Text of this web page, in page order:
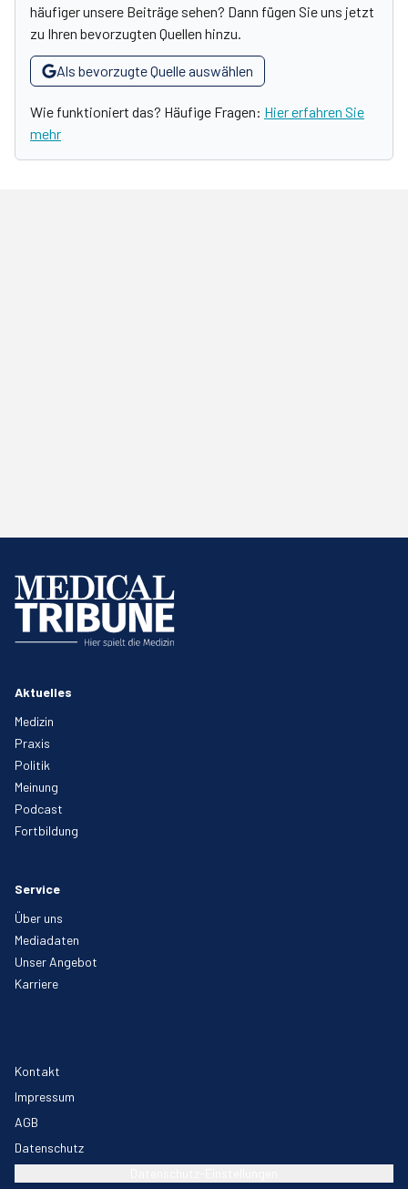
häufiger unsere Beiträge sehen? Dann fügen Sie uns jetzt
zu Ihren bevorzugten Quellen hinzu.
Als bevorzugte Quelle auswählen
Wie funktioniert das? Häufige Fragen: Hier erfahren Sie
mehr
Aktuelles
Medizin
Praxis
Politik
Meinung
Podcast
Fortbildung
Service
Über uns
Mediadaten
Unser Angebot
Karriere
Kontakt
Impressum
AGB
Datenschutz